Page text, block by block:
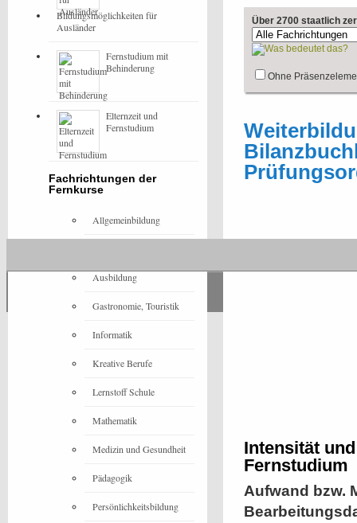
Über 2700 staatlich
Ohne
Intensität
Fernstudium
Aufwand bzw.
Bildungsmöglichkeiten für
Ausländer
Fernstudium mit
Behinderung
Elternzeit und
Fernstudium
Fachrichtungen der
Fernkurse
Allgemeinbildung
Ausbildung
Gastronomie, Touristik
Informatik
Kreative Berufe
Lernstoff Schule
Mathematik
Medizin und Gesundheit
Pädagogik
Persönlichkeitsbildung